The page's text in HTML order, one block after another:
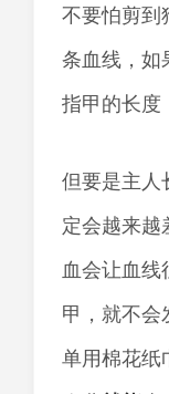
不要怕剪到
条血线，如
指甲的长度
但要是主人
定会越来越
血会让血线
甲，就不会
单用棉花纸